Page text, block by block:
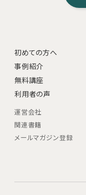
初めての方へ
事例紹介
無料講座
利用者の声
運営会社
関連書籍
メールマガジン登録